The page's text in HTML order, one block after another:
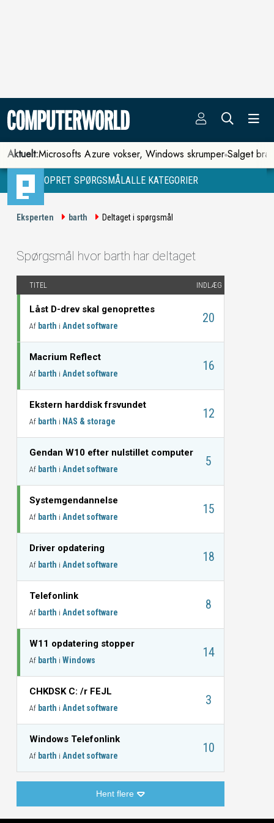
Aktuelt:Microsofts Azure vokser, Windows skrumper Salget
OPRET SPØRGSMÅLALLE KATEGORIER
Eksperten barth Deltaget i spørgsmål
Spørgsmål hvor barth har deltaget
TITEL INDLÆG
Låst D-drev skal genoprettes
Af barth i Andet software
20
Macrium Reflect
Af barth i Andet software
16
Ekstern harddisk frsvundet
Af barth i NAS & storage
12
Gendan W10 efter nulstillet computer
Af barth i Andet software
5
Systemgendannelse
Af barth i Andet software
15
Driver opdatering
Af barth i Andet software
18
Telefonlink
Af barth i Andet software
8
W11 opdatering stopper
Af barth i Windows
14
CHKDSK C: /r FEJL
Af barth i Andet software
3
Windows Telefonlink
Af barth i Andet software
10
Hent flere